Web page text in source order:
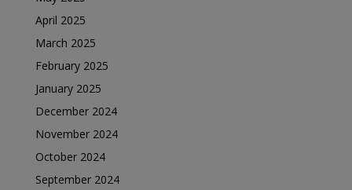
April 2025
March 2025
February 2025
January 2025
December 2024
November 2024
October 2024
September 2024